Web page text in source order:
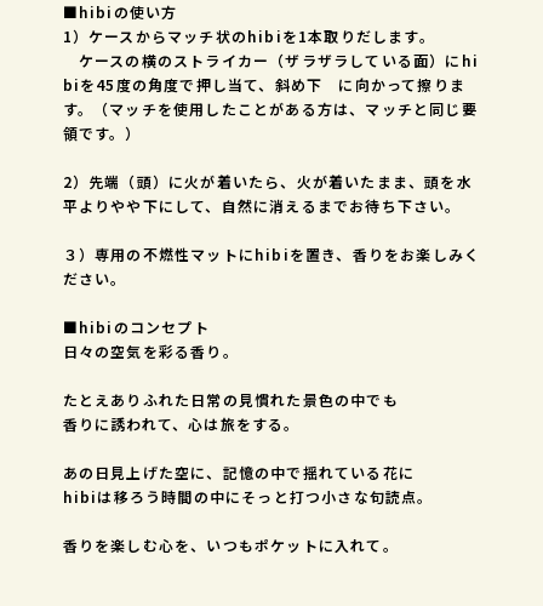
■hibiの使い方
1）ケースからマッチ状のhibiを1本取りだします。
ケースの横のストライカー（ザラザラしている面）にhi
biを45度の角度で押し当て、斜め下 に向かって擦りま
す。（マッチを使用したことがある方は、マッチと同じ要
領です。）
2）先端（頭）に火が着いたら、火が着いたまま、頭を水
平よりやや下にして、自然に消えるまでお待ち下さい。
３）専用の不燃性マットにhibiを置き、香りをお楽しみく
ださい。
■hibiのコンセプト
日々の空気を彩る香り。
たとえありふれた日常の見慣れた景色の中でも
香りに誘われて、心は旅をする。
あの日見上げた空に、記憶の中で揺れている花に
hibiは移ろう時間の中にそっと打つ小さな句読点。
香りを楽しむ心を、いつもポケットに入れて。